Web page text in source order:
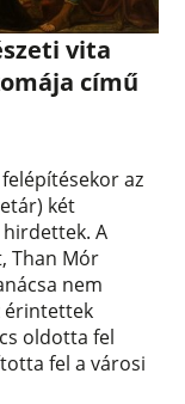
vita
című
az
két
A
Than Mór
nem
érintettek
oldotta fel
fel a városi